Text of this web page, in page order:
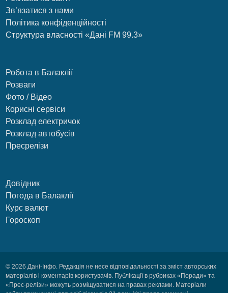
Зв’язатися з нами
Політика конфіденційності
Структура власності «Дані FM 99.3»
Робота в Балаклії
Розваги
Фото / Відео
Корисні сервіси
Розклад електричок
Розклад автобусів
Пресрелізи
Довідник
Погода в Балаклії
Курс валют
Гороскоп
© 2026 Дані-Інфо. Редакція не несе відповідальності за зміст авторських
матеріалів і коментарів користувачів. Публікації в рубриках «Поради» та
«Прес-релізи» можуть розміщуватися на правах реклами. Матеріали